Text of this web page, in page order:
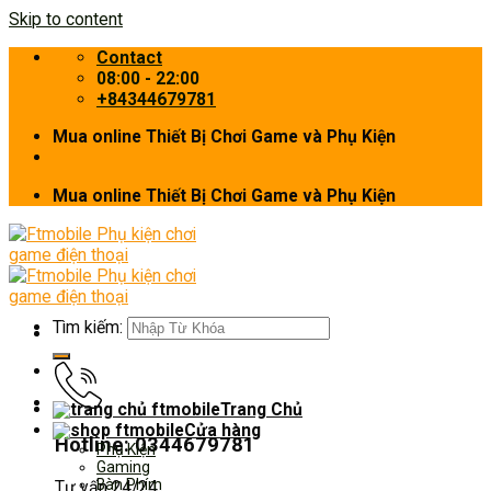
Skip to content
Contact
08:00 - 22:00
+84344679781
Mua online Thiết Bị Chơi Game và Phụ Kiện
Mua online Thiết Bị Chơi Game và Phụ Kiện
Hotline: 0344679781
Tìm kiếm:
Trang Chủ
Cửa hàng
Phụ Kiện
Gaming
Bàn Phím